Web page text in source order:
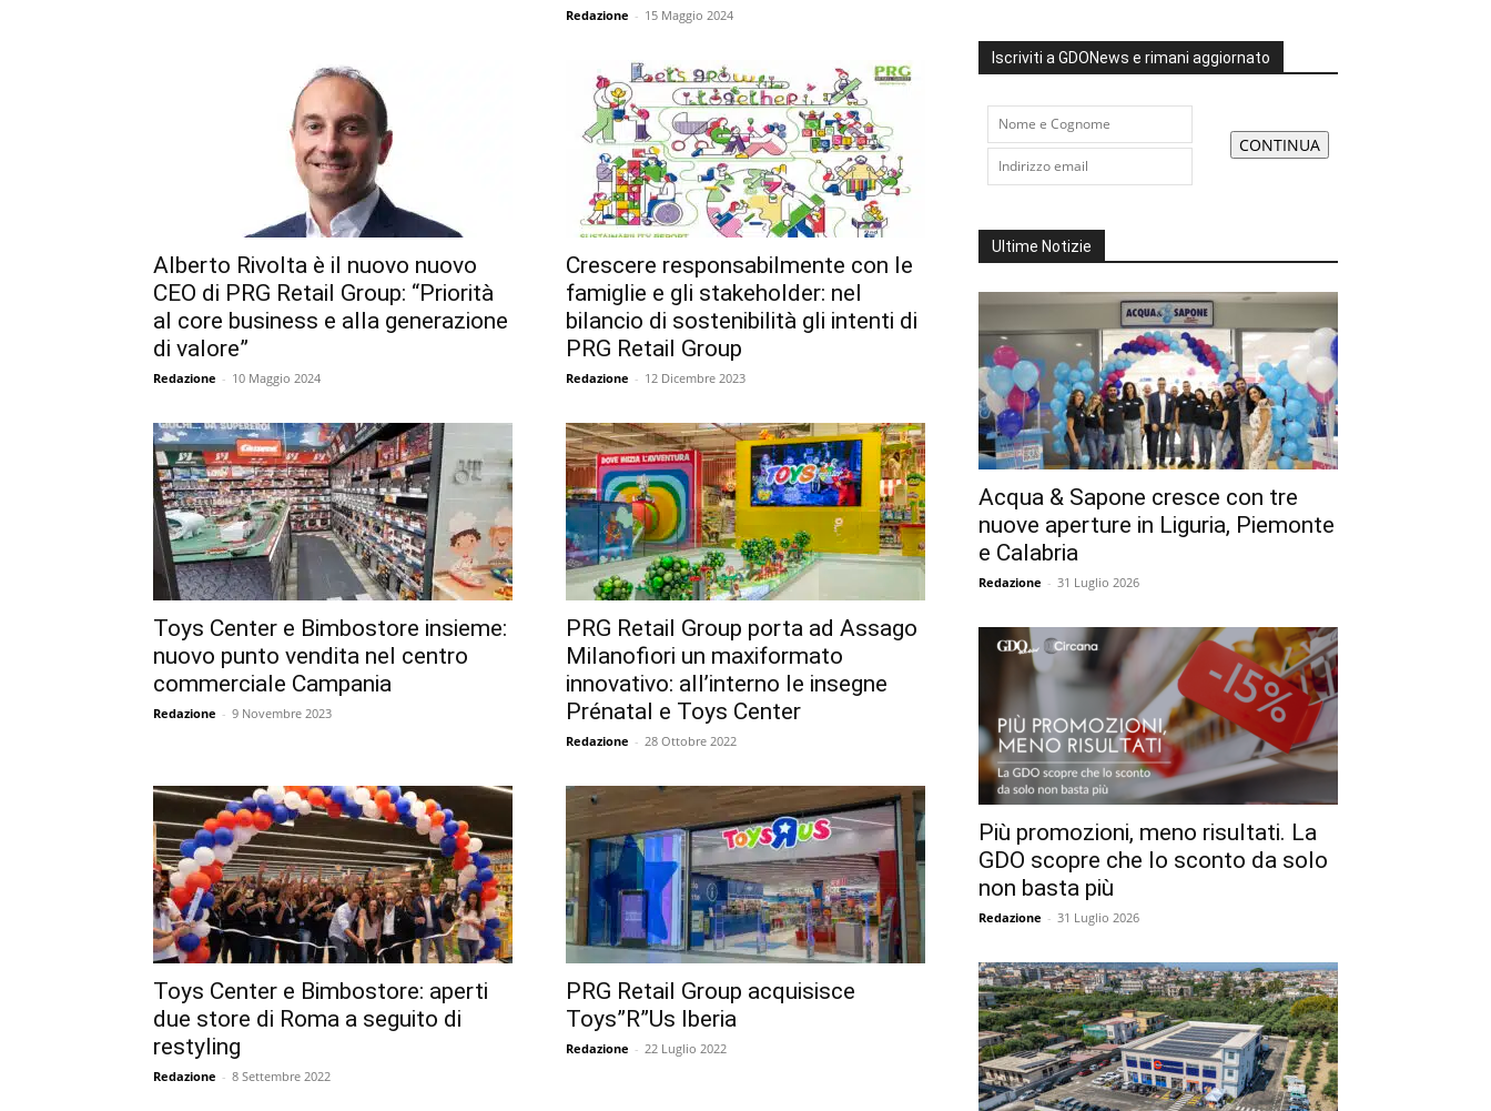
Redazione - 15 Maggio 2024
Alberto Rivolta è il nuovo nuovo
CEO di PRG Retail Group: “Priorità
al core business e alla generazione
di valore”
Redazione - 10 Maggio 2024
Crescere responsabilmente con le
famiglie e gli stakeholder: nel
bilancio di sostenibilità gli intenti di
PRG Retail Group
Redazione - 12 Dicembre 2023
Toys Center e Bimbostore insieme:
nuovo punto vendita nel centro
commerciale Campania
Redazione - 9 Novembre 2023
PRG Retail Group porta ad Assago
Milanofiori un maxiformato
innovativo: all’interno le insegne
Prénatal e Toys Center
Redazione - 28 Ottobre 2022
Toys Center e Bimbostore: aperti
due store di Roma a seguito di
restyling
Redazione - 8 Settembre 2022
PRG Retail Group acquisisce
Toys”R”Us Iberia
Redazione - 22 Luglio 2022
Iscriviti a GDONews e rimani aggiornato
Ultime Notizie
Acqua & Sapone cresce con tre
nuove aperture in Liguria, Piemonte
e Calabria
Redazione - 31 Luglio 2026
Più promozioni, meno risultati. La
GDO scopre che lo sconto da solo
non basta più
Redazione - 31 Luglio 2026